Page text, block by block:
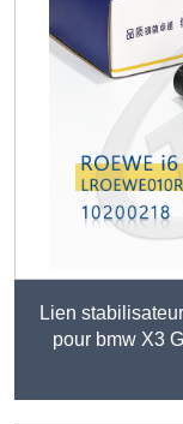
Lien
pour bmw X3